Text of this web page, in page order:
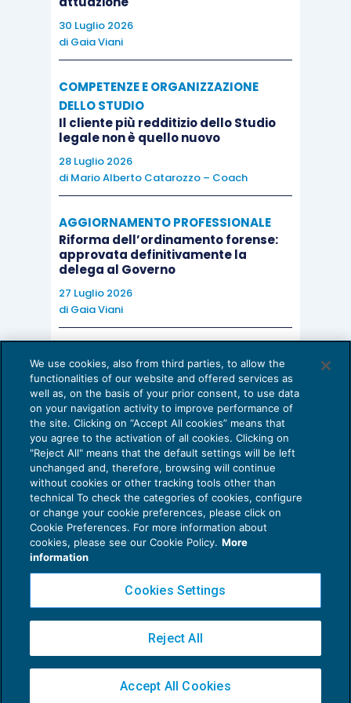
alla disciplina dei giudizi di impugnazione: il 6°co.
della norma, nel dettaglio, dispone l’entrata in
delle modifiche al capo III del titolo II del libro
secondo del codice di procedura civile,
dichiarandone l’applicabilità ai ricorsi in
cassazione proposti a far data dal 1° gennaio
2023; anticipando ulteriormente l’operatività di
procedimenti introdotti con ricorso notificato
prima del 1° gennaio 2023 per i quali non sia già
stata fissata l’adunanza camerale o la pubblica
udienza.
Rappresenta un dato acquisito dalla
giurisprudenza di legittimità che le nuove
disposizioni relative al giudizio per cassazione, ivi
incluso (per quanto qui interessa) il novellato art.
380-bisc.p.c., si applichino ai giudizi introdotti
con ricorso già notificato alla data del 1° gennaio
2023, per i quali non sia stata ancora fissata
udienza o adunanza in camera di consiglio (così,
ad esempio, Cass. civ., sez. un., 23 aprile 2024, n.
10955, secondo la quale “(i)n tema di
procedimento per la decisione accelerata dei
ricorsi, l’art. 380-bis, 3° co., c.p.c. (come novellato
dal D.Lgs. n. 149 del 2022), che, per i casi di
definizione del giudizio in conformità alla
applica ai giudizi di cassazione pendenti alla data
30 Luglio 2026
di Gaia Viani
COMPETENZE E ORGANIZZAZIONE
DELLO STUDIO
Il cliente più redditizio dello Studio
legale non è quello nuovo
28 Luglio 2026
di Mario Alberto Catarozzo – Coach
AGGIORNAMENTO PROFESSIONALE
Riforma dell’ordinamento forense:
approvata definitivamente la
delega al Governo
27 Luglio 2026
di Gaia Viani
Come evitare le allucinazioni dell’AI:
guida per l’avvocato
24 Luglio 2026
di Sofia Savoia
Privacy Policy
Cookie Policy
Copyright 2016 ©Gruppo Euroconference S.p.A.v2.32.2
Piazza Luigi Einaudi, 10N01 - 20124 Milano - info@ecnews.it
02776120236
We use cookies, also from third parties, to allow the
functionalities of our website and offered services as
well as, on the basis of your prior consent, to use data
on your navigation activity to improve performance of
the site. Clicking on “Accept All cookies” means that
you agree to the activation of all cookies. Clicking on
"Reject All" means that the default settings will be left
unchanged and, therefore, browsing will continue
without cookies or other tracking tools other than
technical To check the categories of cookies, configure
or change your cookie preferences, please click on
Cookie Preferences. For more information about
cookies, please see our Cookie Policy. More
information
Cookies Settings
Reject All
Accept All Cookies